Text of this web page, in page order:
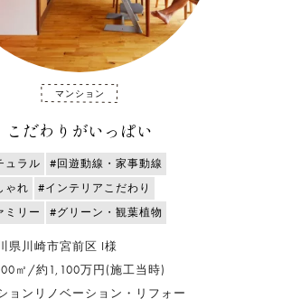
マンション
こだわりがいっぱい
ュラル
#回遊動線・家事動線
ゃれ
#インテリアこだわり
ミリー
#グリーン・観葉植物
県川崎市宮前区 I様
㎡/約1,100万円(施工当時)
ョンリノベーション・リフォー